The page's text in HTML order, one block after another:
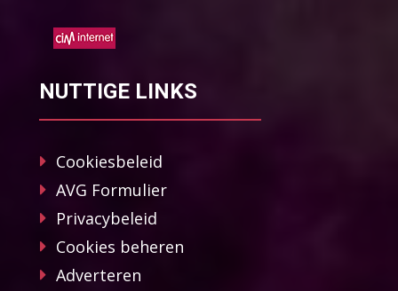
NUTTIGE LINKS
Cookiesbeleid
AVG Formulier
Privacybeleid
Cookies beheren
Adverteren